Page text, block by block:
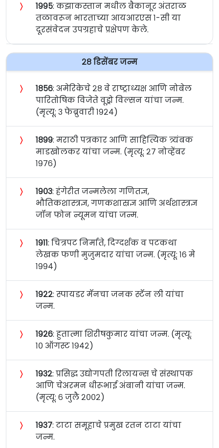
〉 १९९५: कझाकस्तान मधील बैकानूर अंतराळ
तळावरून भारताच्या आयआरएस १-सी या
दूरसंवेदन उपग्रहाचे प्रक्षेपण केले.
२८ डिसेंबर जन्म
〉 १८५६: अमेरिकेचे २८ वे राष्ट्राध्यक्ष आणि नोबेल
पारितोषिक विजेते वूड्रो विल्सन यांचा जन्म.
(मृत्यू: ३ फेब्रुवारी १९२४)
〉 १८९९: मराठी पत्रकार आणि साहित्यिक त्र्यंबक
माडखोलकर यांचा जन्म. (मृत्यू: २७ नोव्हेंबर
१९७६)
〉 १९०३: हंगेरीत जन्मलेला गणितज्ञ,
भौतिकशास्त्रज्ञ, गणकशास्रज्ञ आणि अर्थशास्त्रज्ञ
जॉन फोन न्यूमन यांचा जन्म.
〉 १९११: चित्रपट निर्माते, दिग्दर्शक व पटकथा
लेखक फणी मुजुमदार यांचा जन्म. (मृत्यू: १६ मे
१९९४)
〉 १९२२: स्पायडर मॅनचा जनक स्टॅन ली यांचा
जन्म.
〉 १९२६: हुतात्मा शिरीषकुमार यांचा जन्म. (मृत्यू:
१० ऑगस्ट १९४२)
〉 १९३२: प्रसिद्ध उद्योगपती रिलायन्स चे संस्थापक
आणि चेअरमन धीरूभाई अंबानी यांचा जन्म.
(मृत्यू: ६ जुलै २००२)
〉 १९३७: टाटा समूहाचे प्रमुख रतन टाटा यांचा
जन्म.